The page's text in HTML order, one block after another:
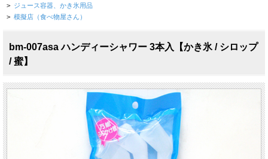
> ジュース容器、かき氷用品
> 模擬店（食べ物屋さん）
bm-007asa ハンディーシャワー 3本入【かき氷 / シロップ
/ 蜜】